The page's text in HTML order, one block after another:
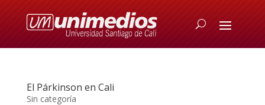
El Párkinson en Cali
Sin categoría